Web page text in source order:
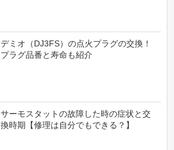
デミオ（DJ3FS）の点火プラグの交換！
プラグ品番と寿命も紹介
サーモスタットの故障した時の症状と交
換時期【修理は自分でもできる？】